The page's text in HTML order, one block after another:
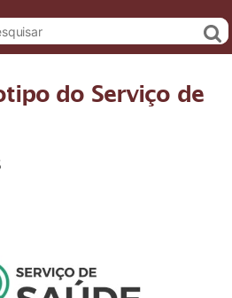
Canais
do Serviço de